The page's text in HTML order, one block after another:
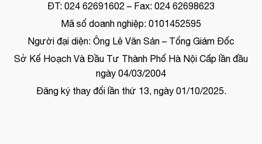
ĐT: 024 62691602 – Fax: 024 62698623
Mã số doanh nghiệp: 0101452595
Người đại diện: Ông Lê Văn Sản – Tổng Giám Đốc
Sở Kế Hoạch Và Đầu Tư Thành Phố Hà Nội Cấp lần đầu
ngày 04/03/2004
Đăng ký thay đổi lần thứ 13, ngày 01/10/2025.